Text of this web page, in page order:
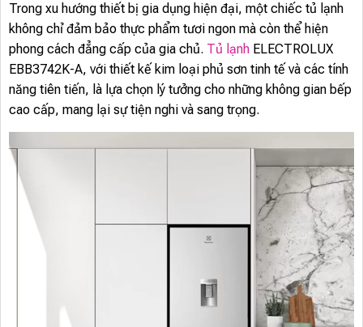
Trong xu hướng thiết bị gia dụng hiện đại, một chiếc tủ lạnh
không chỉ đảm bảo thực phẩm tươi ngon mà còn thể hiện
phong cách đẳng cấp của gia chủ. Tủ lạnh ELECTROLUX
EBB3742K-A, với thiết kế kim loại phủ sơn tinh tế và các tính
năng tiên tiến, là lựa chọn lý tưởng cho những không gian bếp
cao cấp, mang lại sự tiện nghi và sang trọng.